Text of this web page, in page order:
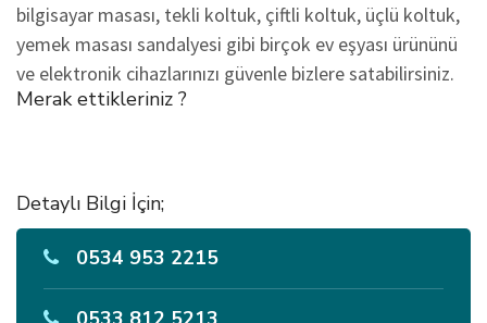
bilgisayar masası, tekli koltuk, çiftli koltuk, üçlü koltuk,
yemek masası sandalyesi gibi birçok ev eşyası ürününü
ve elektronik cihazlarınızı güvenle bizlere satabilirsiniz.
Merak ettikleriniz ?
Detaylı Bilgi İçin;
0534 953 2215